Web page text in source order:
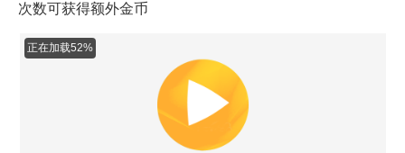
次数可获得额外金币